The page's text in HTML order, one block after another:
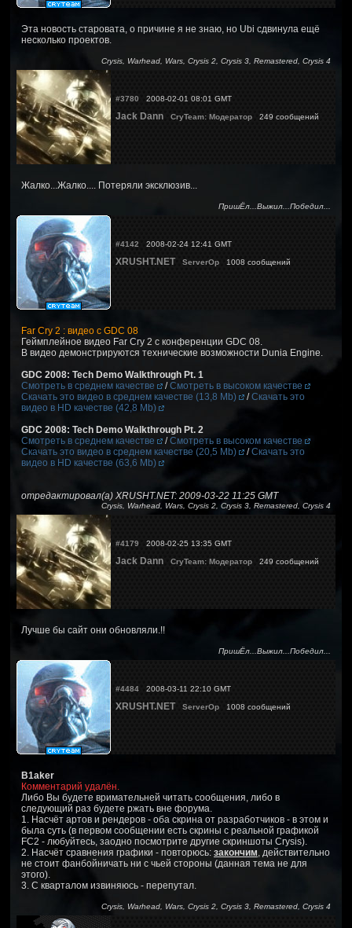
Эта новость старовата, о причине я не знаю, но Ubi сдвинула ещё
несколько проектов.
Crysis, Warhead, Wars, Crysis 2, Crysis 3, Remastered, Crysis 4
#3780 2008-02-01 08:01 GMT
Jack Dann CryTeam: Модератор 249 сообщений
Жалко...Жалко.... Потеряли эксклюзив...
ПришЁл...Выжил...Победил...
#4142 2008-02-24 12:41 GMT
XRUSHT.NET ServerOp 1008 сообщений
Far Cry 2 : видео с GDC 08
Геймплейное видео Far Cry 2 с конференции GDC 08.
В видео демонстрируются технические возможности Dunia Engine.
GDC 2008: Tech Demo Walkthrough Pt. 1
Смотреть в среднем качестве
/Смотреть в высоком качестве
Скачать это видео в среднем качестве (13,8 Mb)
/Скачать это
видео в HD качестве (42,8 Mb)
GDC 2008: Tech Demo Walkthrough Pt. 2
Смотреть в среднем качестве
/Смотреть в высоком качестве
Скачать это видео в среднем качестве (20,5 Mb)
/Скачать это
видео в HD качестве (63,6 Mb)
отредактировал(а) XRUSHT.NET: 2009-03-22 11:25 GMT
Crysis, Warhead, Wars, Crysis 2, Crysis 3, Remastered, Crysis 4
#4179 2008-02-25 13:35 GMT
Jack Dann CryTeam: Модератор 249 сообщений
Лучше бы сайт они обновляли.!!
ПришЁл...Выжил...Победил...
#4484 2008-03-11 22:10 GMT
XRUSHT.NET ServerOp 1008 сообщений
B1aker
Комментарий удалён.
Либо Вы будете вримательней читать сообщения, либо в
следующий раз будете ржать вне форума.
1. Насчёт артов и рендеров - оба скрина от разработчиков - в этом и
была суть (в первом сообщении есть скрины с реальной графикой
FC2 - любуйтесь, заодно посмотрите другие скриншоты Crysis).
2. Насчёт сравнения графики - повторюсь: закончим, действительно
не стоит фанбойничать ни с чьей стороны (данная тема не для
этого).
3. С кварталом извиняюсь - перепутал.
Crysis, Warhead, Wars, Crysis 2, Crysis 3, Remastered, Crysis 4